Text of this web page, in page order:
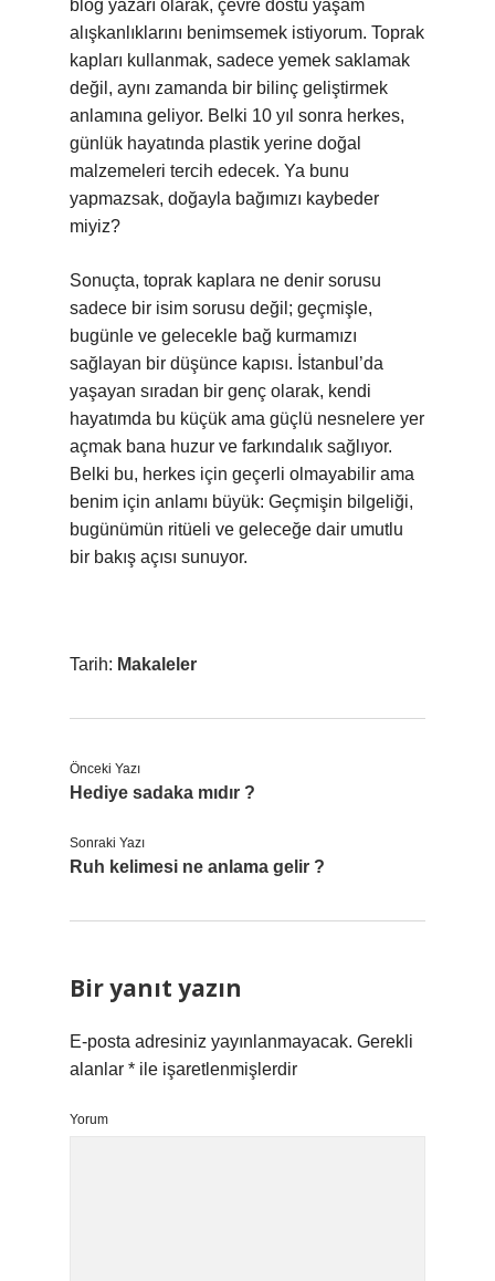
blog yazarı olarak, çevre dostu yaşam
alışkanlıklarını benimsemek istiyorum. Toprak
kapları kullanmak, sadece yemek saklamak
değil, aynı zamanda bir bilinç geliştirmek
anlamına geliyor. Belki 10 yıl sonra herkes,
günlük hayatında plastik yerine doğal
malzemeleri tercih edecek. Ya bunu
yapmazsak, doğayla bağımızı kaybeder
miyiz?
Sonuçta, toprak kaplara ne denir sorusu
sadece bir isim sorusu değil; geçmişle,
bugünle ve gelecekle bağ kurmamızı
sağlayan bir düşünce kapısı. İstanbul’da
yaşayan sıradan bir genç olarak, kendi
hayatımda bu küçük ama güçlü nesnelere yer
açmak bana huzur ve farkındalık sağlıyor.
Belki bu, herkes için geçerli olmayabilir ama
benim için anlamı büyük: Geçmişin bilgeliği,
bugünümün ritüeli ve geleceğe dair umutlu
bir bakış açısı sunuyor.
Tarih: Makaleler
Önceki Yazı
Hediye sadaka mıdır ?
Sonraki Yazı
Ruh kelimesi ne anlama gelir ?
Bir yanıt yazın
E-posta adresiniz yayınlanmayacak. Gerekli
alanlar * ile işaretlenmişlerdir
Yorum